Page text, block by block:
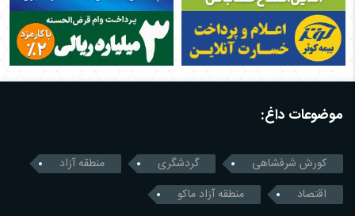
موضوعات داغ:
کورش شرفشاهی گردشگری
منطقه آزاد
اقتصاد
منطقه آزاد ماکو